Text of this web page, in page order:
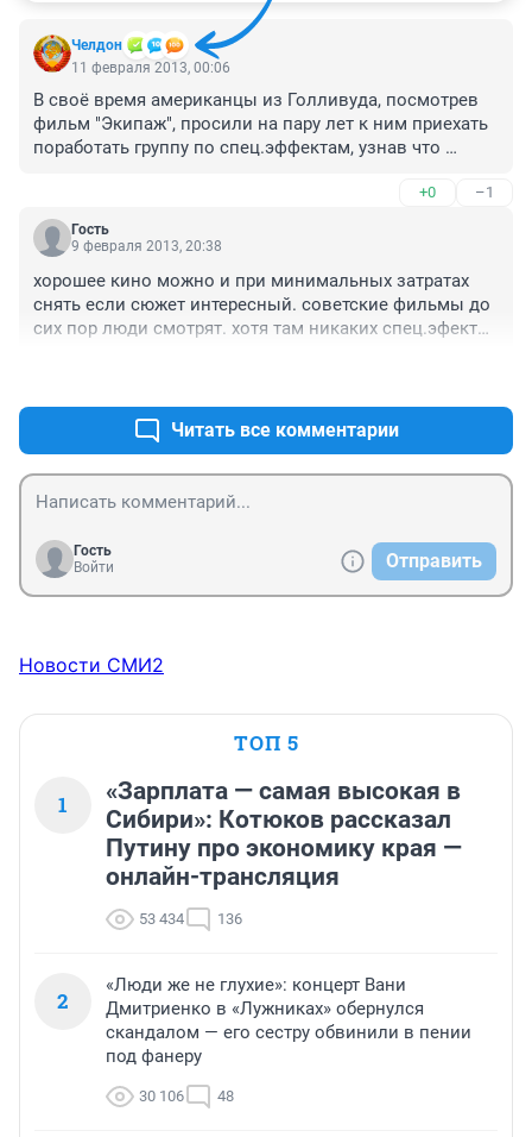
Челдон
11 февраля 2013, 00:06
В своё время американцы из Голливуда, посмотрев
фильм "Экипаж", просили на пару лет к ним приехать
поработать группу по спец.эффектам, узнав что
предполагали,что 20-30млн.долларов, стоил этот
первый советский фильм-катастрофа:))
+0 –1
Гость
9 февраля 2013, 20:38
хорошее кино можно и при минимальных затратах
снять если сюжет интересный. советские фильмы до
сих пор люди смотрят. хотя там никаких спец.эфектов
Читать все комментарии
Гость
Войти
Отправить
Новости СМИ2
ТОП 5
1
«Зарплата — самая высокая в
Сибири»: Котюков рассказал
Путину про экономику края —
онлайн-трансляция
53 434 136
2
«Люди же не глухие»: концерт Вани
Дмитриенко в «Лужниках» обернулся
скандалом — его сестру обвинили в пении
под фанеру
30 106 48